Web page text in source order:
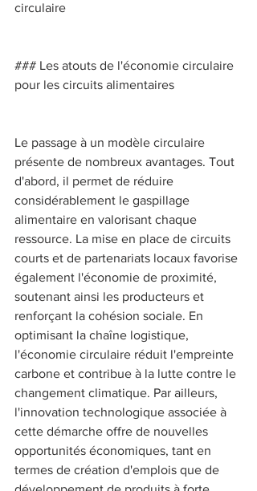
circulaire
### Les atouts de l'économie circulaire
pour les circuits alimentaires
Le passage à un modèle circulaire
présente de nombreux avantages. Tout
d'abord, il permet de réduire
considérablement le gaspillage
alimentaire en valorisant chaque
ressource. La mise en place de circuits
courts et de partenariats locaux favorise
également l'économie de proximité,
soutenant ainsi les producteurs et
renforçant la cohésion sociale. En
optimisant la chaîne logistique,
l'économie circulaire réduit l'empreinte
carbone et contribue à la lutte contre le
changement climatique. Par ailleurs,
l'innovation technologique associée à
cette démarche offre de nouvelles
opportunités économiques, tant en
termes de création d'emplois que de